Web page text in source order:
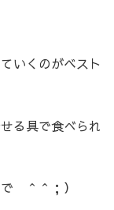
いくのがベスト
る具で食べられ
＾＾；）